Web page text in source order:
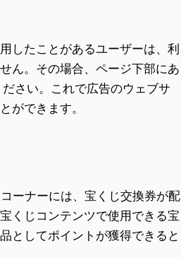
したことがあるユーザーは、利
ん。その場合、ページ下部にあ
さい。これで広告のウェブサ
ができます。
ーナーには、宝くじ交換券が配
くじコンテンツで使用できる宝
としてポイントが獲得できると